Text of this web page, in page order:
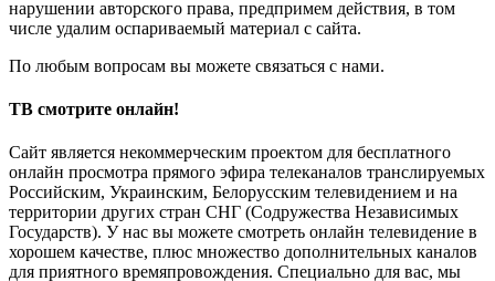
нарушении авторского права, предпримем действия, в том
числе удалим оспариваемый материал с сайта.
По любым вопросам вы можете связаться с нами.
ТВ смотрите онлайн!
Сайт является некоммерческим проектом для бесплатного
онлайн просмотра прямого эфира телеканалов транслируемых
Российским, Украинским, Белорусским телевидением и на
территории других стран СНГ (Содружества Независимых
Государств). У нас вы можете смотреть онлайн телевидение в
хорошем качестве, плюс множество дополнительных каналов
для приятного времяпровождения. Специально для вас, мы